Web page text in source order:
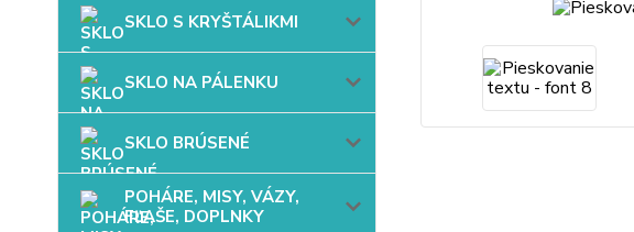
SKLO S KRYŠTÁLIKMI
SKLO NA PÁLENKU
SKLO BRÚSENÉ
POHÁRE, MISY, VÁZY,
FĽAŠE, DOPLNKY